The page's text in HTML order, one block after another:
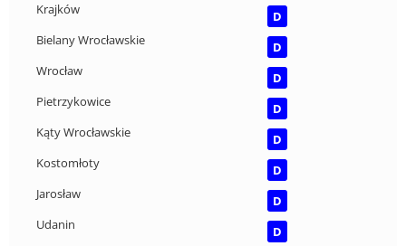
Krajków
D
Bielany Wrocławskie
D
Wrocław
D
Pietrzykowice
D
Kąty Wrocławskie
D
Kostomłoty
D
Jarosław
D
Udanin
D